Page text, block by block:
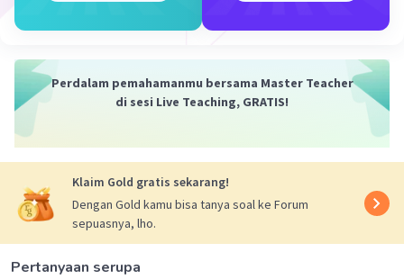
Perdalam pemahamanmu bersama Master Teacher
di sesi Live Teaching, GRATIS!
Klaim Gold gratis sekarang!
Dengan Gold kamu bisa tanya soal ke Forum
sepuasnya, lho.
Pertanyaan serupa